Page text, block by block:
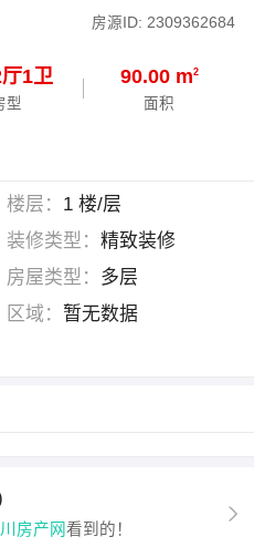
房源ID: 2309362684
厅1卫
型
90.00 m2
面积
楼层： 1 楼/层
装修类型： 精致装修
房屋类型： 多层
区域： 暂无数据
房产网看到的！